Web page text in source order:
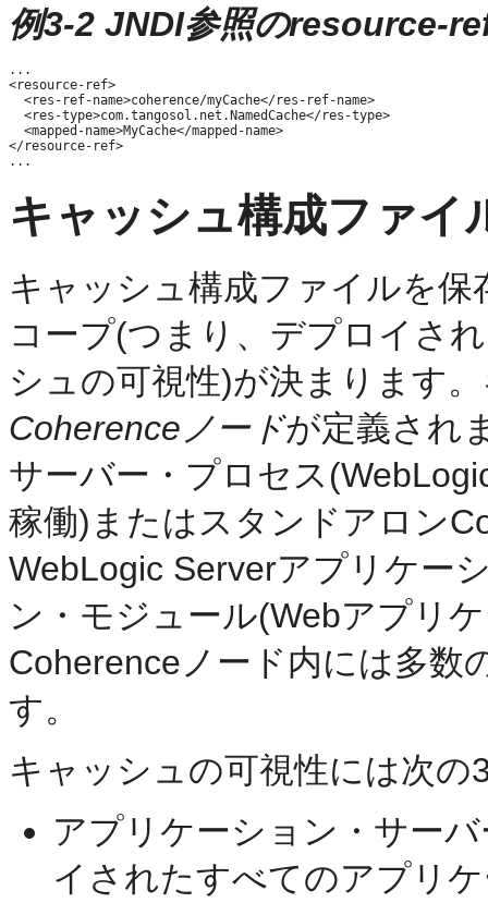
例3-2 JNDI参照のresource-
...
<resource-ref>
  <res-ref-name>coherence/myCache</res-ref-name>
  <res-type>com.tangosol.net.NamedCache</res-type>
  <mapped-name>MyCache</mapped-name>
</resource-ref>
キャッシュ構成ファイ
キャッシュ構成ファイルを
コープ(つまり、デプロイさ
シュの可視性)が決まります
Coherenceノードが定義され
サーバー・プロセス
稼働)またはスタンドアロン
WebLogic Serverアプリケー
ン・モジュール(Webアプリ
Coherenceノード内には多数
す。
キャッシュの可視性には次
アプリケーション・サー
イされたすべてのアプリ